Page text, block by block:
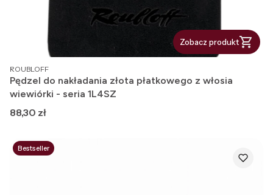
Zobacz produkt
PRODUCENT
ROUBLOFF
Pędzel do nakładania złota płatkowego z włosia
wiewiórki - seria 1L4SZ
Cena
88,30 zł
Bestseller